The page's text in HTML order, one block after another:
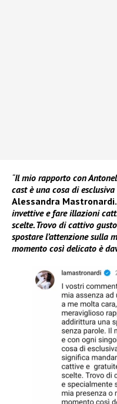
“Il mio rapporto con
cast è una cosa di
Alessandra Mastronardi.
invettive e fare illazioni
scelte. Trovo di cattivo
spostare l’attenzione sulla
momento così delicato è